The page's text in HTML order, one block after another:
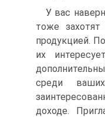
У вас
тоже захотят
продукцией.
их
среди
доходе.